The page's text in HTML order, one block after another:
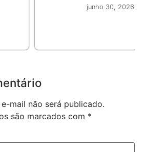
junho 30, 2026
mail não será publicado.
são marcados com *